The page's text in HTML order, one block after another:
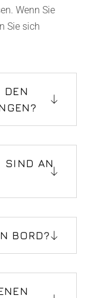
Wenn Sie
Sie sich
DEN
SIND AN
BORD?